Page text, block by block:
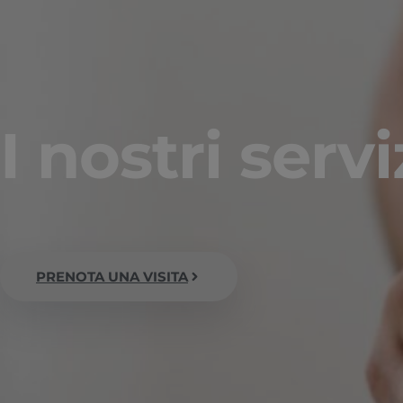
I nostri
PRENOTA UNA VISITA